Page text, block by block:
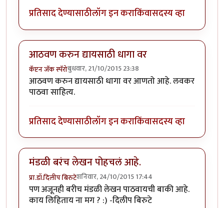
प्रतिसाद देण्यासाठीलॉग इन कराकिंवासदस्य व्हा
आठवण करुन द्यायसाठी धागा वर
कॅप्टन जॅक स्पॅरोबुधवार, 21/10/2015 23:38
आठवण करुन द्यायसाठी धागा वर आणतो आहे. लवकर
पाठवा साहित्य.
प्रतिसाद देण्यासाठीलॉग इन कराकिंवासदस्य व्हा
मंडळी बरंच लेखन पोहचलं आहे.
प्रा.डॉ.दिलीप बिरुटेशनिवार, 24/10/2015 17:44
पण अजूनही बरीच मंडळी लेखन पाठवायची बाकी आहे.
काय लिहिताय ना मग ? :) -दिलीप बिरुटे